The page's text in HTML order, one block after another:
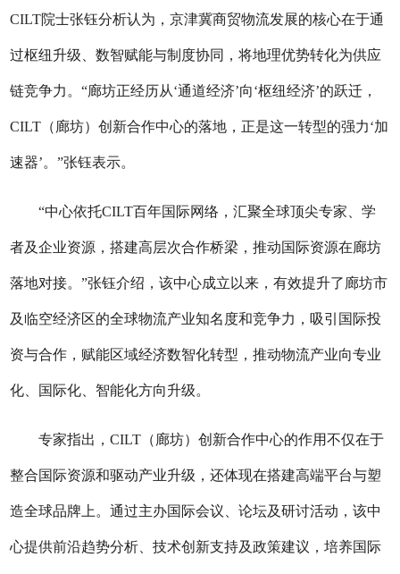
CILT院士张钰分析认为，京津冀商贸物流发展的核心在于通
过枢纽升级、数智赋能与制度协同，将地理优势转化为供应
链竞争力。“廊坊正经历从‘通道经济’向‘枢纽经济’的跃迁，
CILT（廊坊）创新合作中心的落地，正是这一转型的强力‘加
速器’。”张钰表示。
“中心依托CILT百年国际网络，汇聚全球顶尖专家、学
者及企业资源，搭建高层次合作桥梁，推动国际资源在廊坊
落地对接。”张钰介绍，该中心成立以来，有效提升了廊坊市
及临空经济区的全球物流产业知名度和竞争力，吸引国际投
资与合作，赋能区域经济数智化转型，推动物流产业向专业
化、国际化、智能化方向升级。
专家指出，CILT（廊坊）创新合作中心的作用不仅在于
整合国际资源和驱动产业升级，还体现在搭建高端平台与塑
造全球品牌上。通过主办国际会议、论坛及研讨活动，该中
心提供前沿趋势分析、技术创新支持及政策建议，培养国际